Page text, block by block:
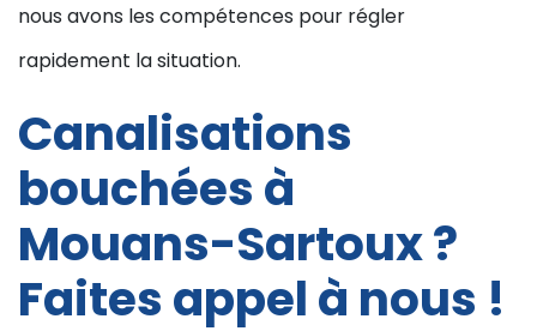
nous avons les compétences pour régler
rapidement la situation.
Canalisations
bouchées à
Mouans-Sartoux ?
Faites appel à nous !